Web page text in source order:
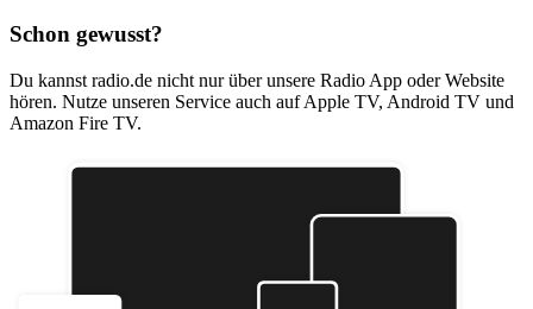
Schon gewusst?
Du kannst radio.de nicht nur über unsere Radio App oder Website
hören. Nutze unseren Service auch auf Apple TV, Android TV und
Amazon Fire TV.